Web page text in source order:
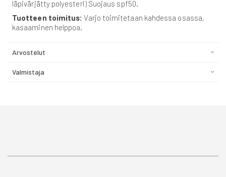
läpivärjätty polyesteri) Suojaus spf50.
Tuotteen toimitus:Varjo toimitetaan kahdessa osassa,
kasaaminen helppoa.
Arvostelut
Valmistaja